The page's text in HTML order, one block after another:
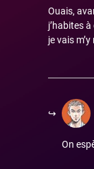
Ouais,
j’habites
je vais
On